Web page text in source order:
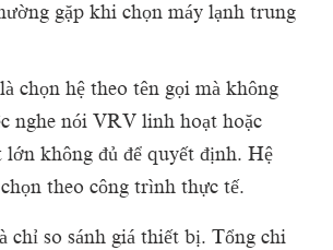
gặp khi chọn máy lạnh trung
chọn hệ theo tên gọi mà không
nghe nói VRV linh hoạt hoặc
lớn không đủ để quyết định. Hệ
theo công trình thực tế.
chỉ so sánh giá thiết bị. Tổng chi